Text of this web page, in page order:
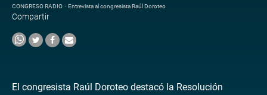
CONGRESO RADIO · Entrevista al congresista Raúl Doroteo
Compartir
El congresista Raúl Doroteo destacó la Resolución